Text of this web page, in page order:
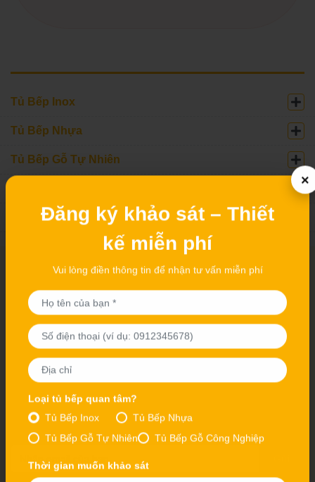
Tủ Bếp Inox
Tủ Bếp Nhựa
Tủ Bếp Gỗ Tự Nhiên
Tủ Bếp Acrylic
CÔNG TY TNHH THIẾT KẾ KIẾN TRÚC
Đăng ký nhận tin Khuyến mại
Đăng ký khảo sát – Thiết
kế miễn phí